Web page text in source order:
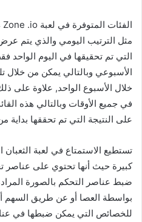
مثل الترتيب اليومي والذي يتم
التي تم تحقيقها في اليوم الواحد
الأسبوعي وبالتالي يمكن من خلال
خلال الأسبوع الواحد, علاوة على
في جميع الأوقات وبالتالي هذه
على النتيجة التي تم تحققها بداية
تستطيع الاستمتاع في لعبة
كبيرة حيث أنها تحتوي على عناصر
ضبط عناصر التحكم بالصورة
بواسطة العصا أو عن طريق السهم